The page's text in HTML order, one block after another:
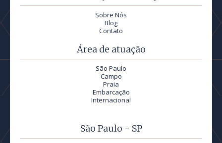
Sobre Nós
Blog
Contato
Área de atuação
São Paulo
Campo
Praia
Embarcação
Internacional
São Paulo - SP